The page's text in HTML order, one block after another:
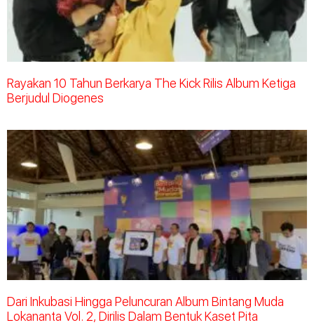
Rayakan 10 Tahun Berkarya The Kick Rilis Album Ketiga
Berjudul Diogenes
Dari Inkubasi Hingga Peluncuran Album Bintang Muda
Lokananta Vol. 2, Dirilis Dalam Bentuk Kaset Pita